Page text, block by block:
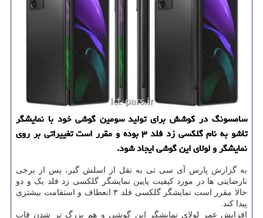
سامسونگ در كوشش برای تولید سومین گوشی خود با نمایشگر
تاشو به نام گلكسی زد فلد ۳ بوده و مقرر است تغییراتی بر روی
نمایشگر و لولای این گوشی ایجاد شود.
به گزارش پارس آی سی تی به نقل از اسلش گیر، پس از برخی
نارضایتی ها در مورد کیفیت پایین نمایشگر گلکسی زد فلد یک و دو
حالا مقرر است نمایشگر گلکسی فلد ۳ انعطاف و استقامت بیشتری
پیدا کند.
افزایش عمر لولای نمایشگر این گوشی و هم بزرگ تر شدن قاب